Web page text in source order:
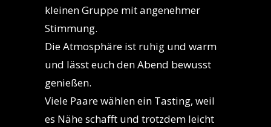
kleinen Gruppe mit angenehmer
Stimmung.
Die Atmosphäre ist ruhig und warm
und lässt euch den Abend bewusst
genießen.
Viele Paare wählen ein Tasting, weil
es Nähe schafft und trotzdem leicht